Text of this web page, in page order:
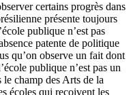
certains progrès dans
présente toujours
publique n’est pas
patente de politique
qu’on observe un fait dont
publique n’est pas un
le champ des Arts de la
écoles qui reçoivent les